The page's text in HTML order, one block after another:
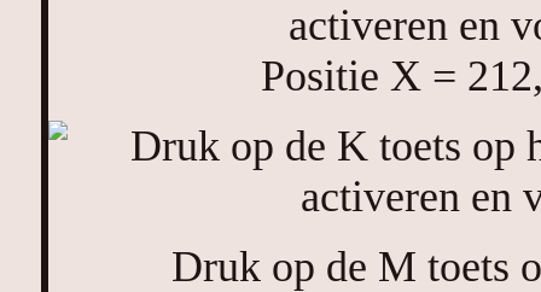
activeren en
Positie X =
Druk op de M toets